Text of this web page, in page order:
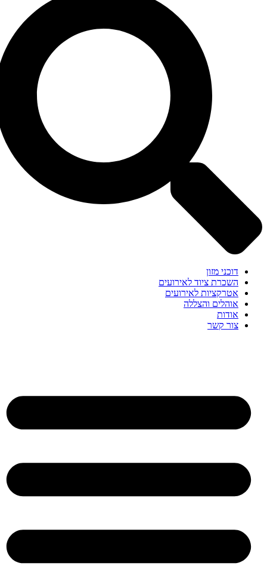
דוכני מזון
השכרת ציוד לאירועים
אטרקציות לאירועים
אוהלים והצללה
אודות
צור קשר